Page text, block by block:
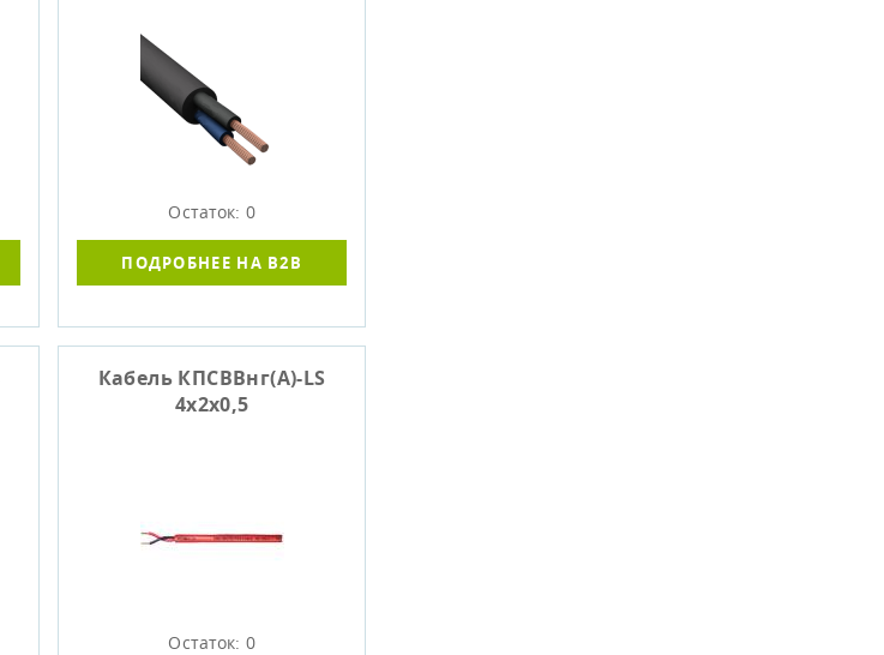
Остаток: 0
ПОДРОБНЕЕ НА B2B
Кабель КПСВВнг(А)-LS
4х2х0,5
Остаток: 0